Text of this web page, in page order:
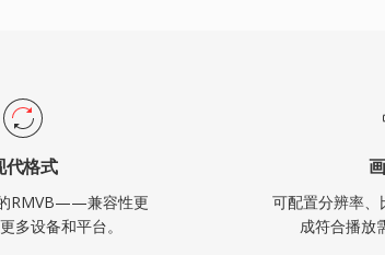
代格式
RMVB——兼容性更
多设备和平台。
可配置分辨率、
成符合播放